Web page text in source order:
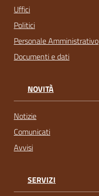
Uffici
Politici
Personale Amministrativo
Documenti e dati
NOVITÀ
Notizie
Comunicati
Avvisi
SERVIZI